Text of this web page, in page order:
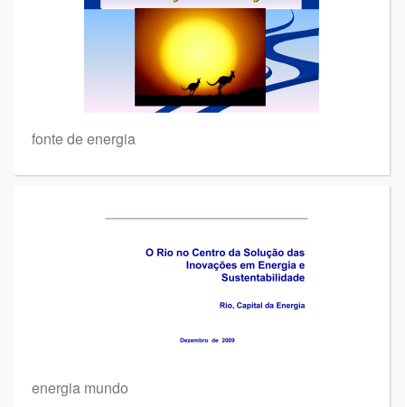
fonte de energia
energia mundo